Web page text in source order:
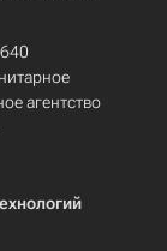
агентство